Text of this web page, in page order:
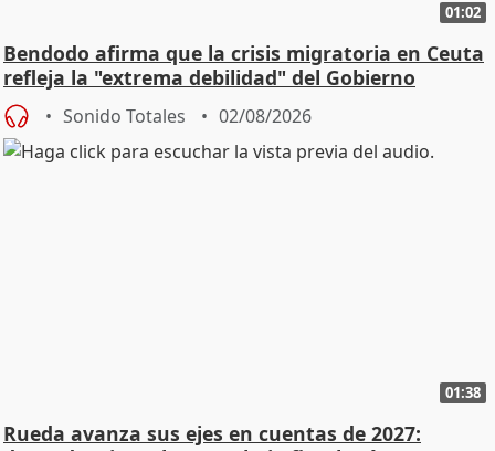
01:02
Bendodo afirma que la crisis migratoria en Ceuta
refleja la "extrema debilidad" del Gobierno
Sonido Totales 02/08/2026
01:38
Rueda avanza sus ejes en cuentas de 2027: